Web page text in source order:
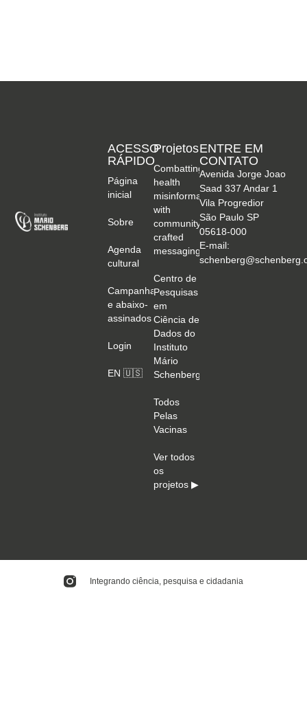
Projetos
Combatting
health
misinformation
with
community-
crafted
messaging
Centro de
Pesquisas
em
Ciência de
Dados do
Instituto
Mário
Schenberg
Todos
Pelas
Vacinas
Ver todos
os
projetos ▶
ACESSO
RÁPIDO
Página
inicial
Sobre
Agenda
cultural
Campanhas
e abaixo-
assinados
Login
EN 🇺🇸
ENTRE EM
CONTATO
Avenida Jorge Joao
Saad 337 Andar 1
Vila Progredior
São Paulo SP
05618-000
E-mail:
Integrando ciência, pesquisa e cidadania